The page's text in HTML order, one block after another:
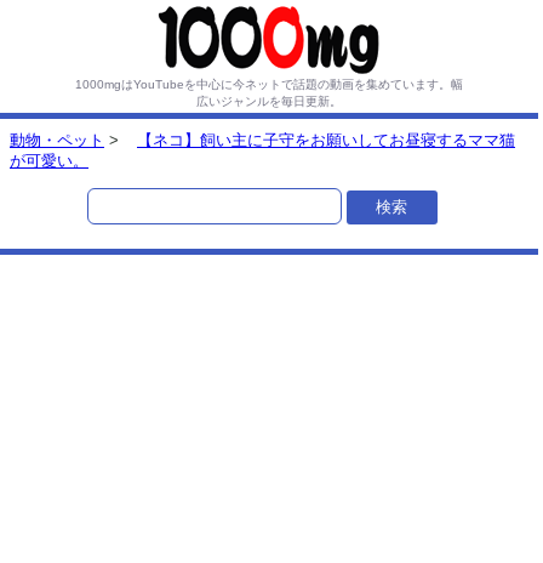
1000mgはYouTubeを中心に今ネットで話題の動画を集めています。 幅
広いジャンルを毎日更新。
動物・ペット >
【ネコ】飼い主に子守をお願いしてお昼寝するママ猫
が可愛い。